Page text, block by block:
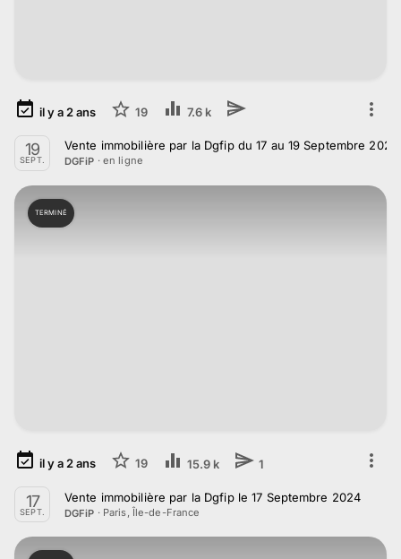
il y a 2ans 19 7.6 k
19
SEPT.
Vente immobilière par la Dgfip du 17 au 19 Septembre 2024
DGFiP · en ligne
TERMINÉ
il y a 2ans 19 15.9 k 1
17
SEPT.
Vente immobilière par la Dgfip le 17 Septembre 2024
DGFiP · Paris, Île-de-France